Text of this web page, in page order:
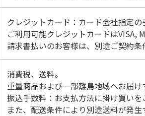
クレジットカード：カード会社指定の
ご利用可能クレジットカードはVISA,
請求書払いのお客様は、別途ご契約条
消費税、送料。
重量商品および一部離島地域へお届
振込手数料：お支払方法に掛け買い
また、配送条件により別途送料が発